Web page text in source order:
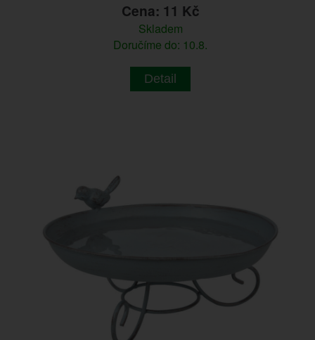
Cena: 11 Kč
Skladem
Doručíme do: 10.8.
Detail